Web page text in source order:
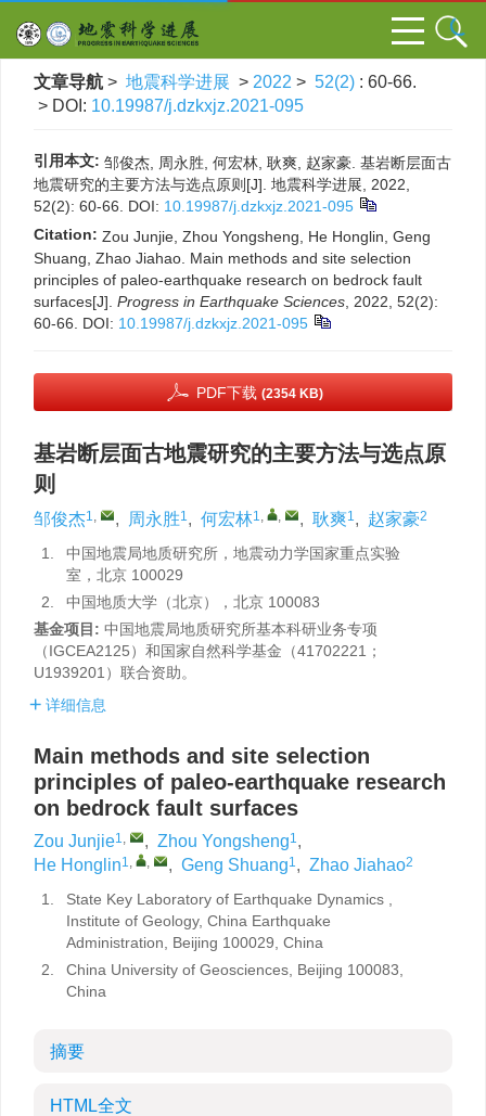
文章导航 > 地震科学进展 > 2022 > 52(2) : 60-66.
> DOI: 10.19987/j.dzkxjz.2021-095
引用本文: 邹俊杰, 周永胜, 何宏林, 耿爽, 赵家豪. 基岩断层面古
地震研究的主要方法与选点原则[J]. 地震科学进展, 2022,
52(2): 60-66. DOI: 10.19987/j.dzkxjz.2021-095
Citation: Zou Junjie, Zhou Yongsheng, He Honglin, Geng
Shuang, Zhao Jiahao. Main methods and site selection
principles of paleo-earthquake research on bedrock fault
surfaces[J]. Progress in Earthquake Sciences , 2022, 52(2):
60-66. DOI: 10.19987/j.dzkxjz.2021-095
PDF下载 (2354 KB)
基岩断层面古地震研究的主要方法与选点原
则
邹俊杰1, , 周永胜1, 何宏林1, , , 耿爽1, 赵家豪2
1.
中国地震局地质研究所，地震动力学国家重点实验
室，北京 100029
2.
中国地质大学（北京），北京 100083
基金项目: 中国地震局地质研究所基本科研业务专项
（IGCEA2125）和国家自然科学基金（41702221；
U1939201）联合资助。
详细信息
Main methods and site selection
principles of paleo-earthquake research
on bedrock fault surfaces
Zou Junjie1, , Zhou Yongsheng1,
He Honglin1, , , Geng Shuang1, Zhao Jiahao2
1.
State Key Laboratory of Earthquake Dynamics ,
Institute of Geology, China Earthquake
Administration, Beijing 100029, China
2.
China University of Geosciences, Beijing 100083,
China
摘要
HTML全文